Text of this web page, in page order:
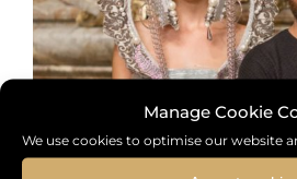
Manage Cookie
We use cookies to optimise our website